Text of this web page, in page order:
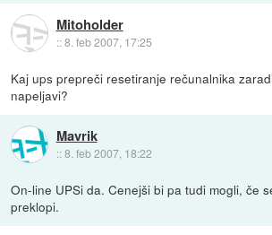
Mitoholder
::8. feb 2007, 17:25
Kaj ups prepreči resetiranje rečunalnika
napeljavi?
Mavrik
::8. feb 2007, 18:22
On-line UPSi da. Cenejši bi pa tudi mogli, če
preklopi.